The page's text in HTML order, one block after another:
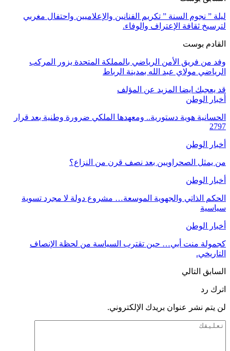
ليلة ” نجوم السنة ” تكريم الفنانين والإعلاميين واحتفال مغربي
لترسيخ ثقافة الإعتراف والوفاء.
القادم بوست
وفد من فريق الأمن الرياضي بالمملكة المتحدة يزور المركب
الرياضي مولاي عبد الله بمدينة الرباط
قد يعجبك ايضا المزيد عن المؤلف
أخبار الوطن
الحسانية هوية دستورية.. ومعهدها الملكي ضرورة وطنية بعد قرار
2797
أخبار الوطن
من يمثل الصحراويين بعد نصف قرن من النزاع؟
أخبار الوطن
الحكم الذاتي والجهوية الموسعة… مشروع دولة لا مجرد تسوية
سياسية
أخبار الوطن
كجمولة منت أبي… حين تقترب السياسة من لحظة الإنصاف
التاريخي.
السابق التالي
اترك رد
لن يتم نشر عنوان بريدك الإلكتروني.